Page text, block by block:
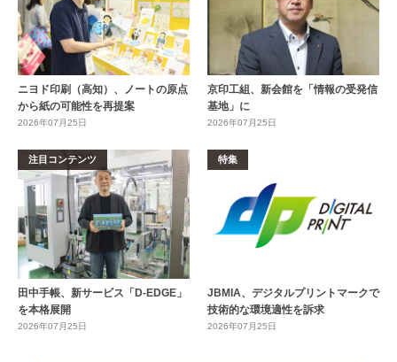
ニヨド印刷（高知）、ノートの原点
から紙の可能性を再提案
2026年07月25日
京印工組、新会館を「情報の受発信
基地」に
2026年07月25日
注目コンテンツ
田中手帳、新サービス「D-EDGE」
を本格展開
2026年07月25日
特集
JBMIA、デジタルプリントマークで
技術的な環境適性を訴求
2026年07月25日